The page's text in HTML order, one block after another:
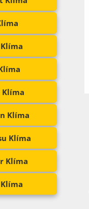
Klíma
Klíma
Klíma
Klíma